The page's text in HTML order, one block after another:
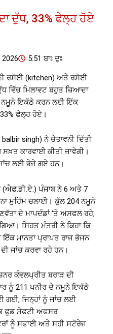
ਦੁੱਧ, 33% ਫੇਲ੍ਹ ਹੋਏ
5:51 ਬਾਃ ਦੁਃ
ਰਸੋਈ (kitchen) ਅਤੇ ਰਸੋਈ
ਵਿੱਚ ਮਿਲਾਵਟ ਬਹੁਤ ਜ਼ਿਆਦਾ
ਨਮੂਨੇ ਇਕੱਠੇ ਕਰਨ ਲਈ ਇੱਕ
ਫੇਲ੍ਹ ਹੋਏ।
singh) ਨੇ ਚੇਤਾਵਨੀ ਦਿੱਤੀ
ਸਖ਼ਤ ਕਾਰਵਾਈ ਕੀਤੀ ਜਾਵੇਗੀ।
ਲਈ ਭੇਜੇ ਗਏ ਹਨ।
ਪੰਜਾਬ ਨੇ 6 ਅਤੇ 7
ਮੁਹਿੰਮ ਚਲਾਈ। ਕੁੱਲ 204 ਨਮੂਨੇ
ਦੇ ਮਾਪਦੰਡਾਂ ‘ਤੇ ਅਸਫਲ ਰਹੇ,
ਸਿਹਤ ਮੰਤਰੀ ਨੇ ਕਿਹਾ ਕਿ
ਮਾਨਤਾ ਪ੍ਰਾਪਤ ਰਾਜ ਭੋਜਨ
ਜਾਂਚ ਕਰਵਾ ਰਹੇ ਹਨ।
ਕੰਵਲਪ੍ਰੀਤ ਬਰਾੜ ਦੀ
ਨੂੰ 211 ਪਨੀਰ ਦੇ ਨਮੂਨੇ ਇਕੱਠੇ
ਗਈ, ਜਿਨ੍ਹਾਂ ਨੂੰ ਜਾਂਚ ਲਈ
ਫੂਡ ਸੇਫਟੀ ਅਫਸਰ
ਨੂੰ ਸਫਾਈ ਅਤੇ ਸਹੀ ਸਟੋਰੇਜ